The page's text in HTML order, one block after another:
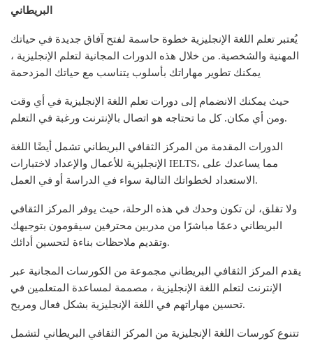
البريطاني
يُعتبر تعلم اللغة الإنجليزية خطوة حاسمة لفتح آفاق جديدة في حياتك
المهنية والشخصية. من خلال هذه الدورات المجانية لتعلم الإنجليزية ،
يمكنك تطوير مهاراتك بأسلوب يتناسب مع حياتك المزدحمة
حيث يمكنك الانضمام إلى دورات تعلم اللغة الإنجليزية في أي وقت
ومن أي مكان. كل ما تحتاجه هو اتصال بالإنترنت ورغبة في التعلم.
الدورات المقدمة من المركز الثقافي البريطاني تشمل أيضًا اللغة
الإنجليزية للأعمال والإعداد لاختبارات IELTS، مما يساعدك على
الاستعداد لخطواتك التالية سواء في الدراسة أو في العمل.
ولا تقلق، لن تكون وحدك في هذه الرحلة، حيث يوفر المركز الثقافي
البريطاني دعمًا مباشرًا من مدربين محترفين سيقومون بتوجيهك
وتقديم ملاحظات بناءة لتحسين أدائك.
يقدم المركز الثقافي البريطاني مجموعة من الكورسات المجانية عبر
الإنترنت لتعلم اللغة الإنجليزية ، مصممة لمساعدة المتعلمين في
تحسين مهاراتهم في اللغة الإنجليزية بشكل فعال ومريح.
تتنوع كورسات اللغة الإنجليزية من المركز الثقافي البريطاني لتشمل